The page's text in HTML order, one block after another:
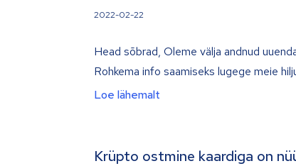
2022-02-22
Head sõbrad, Oleme välja andnud
Rohkema info saamiseks lugege meie
Loe lähemalt
Krüpto ostmine kaardiga on